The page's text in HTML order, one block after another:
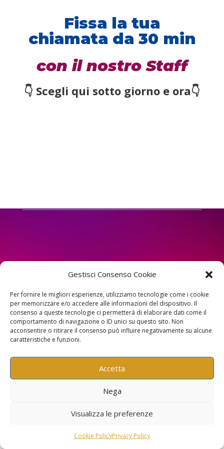
Gestisci Consenso Cookie
Per fornire le migliori esperienze, utilizziamo tecnologie come i cookie
per memorizzare e/o accedere alle informazioni del dispositivo. Il
consenso a queste tecnologie ci permetterà di elaborare dati come il
comportamento di navigazione o ID unici su questo sito. Non
acconsentire o ritirare il consenso può influire negativamente su alcune
caratteristiche e funzioni.
Accetta
Nega
Visualizza le preferenze
Cookie PolicyPrivacy Policy
Fissa la tua
chiamata da 30 min
con il nostro Staff
👇 Scegli qui sotto giorno e ora👇
Copyright Progetto Animico –
Francesco Ciaccia e Giovanna
Bernardi
ZoneRiflesse Company Srl | P.Iva: IT01162460313